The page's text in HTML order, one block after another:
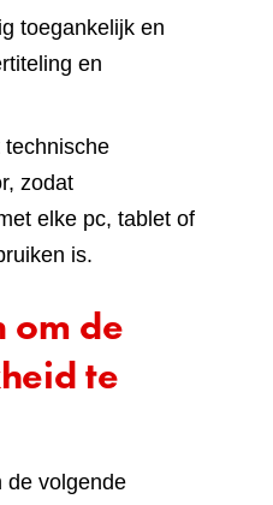
toegankelijk en
en
technische
zodat
elke pc, tablet of
is.
om de
te
de volgende